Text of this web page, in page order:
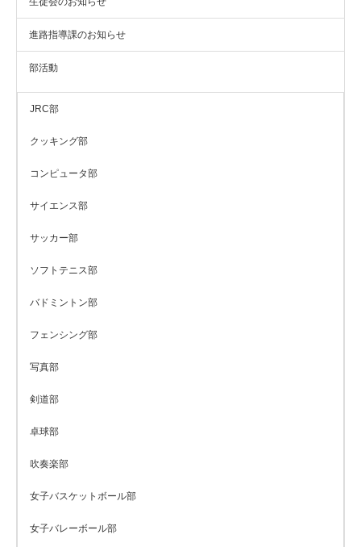
進路指導課のお知らせ
部活動
JRC部
クッキング部
コンピュータ部
サイエンス部
サッカー部
ソフトテニス部
バドミントン部
フェンシング部
写真部
剣道部
卓球部
吹奏楽部
女子バスケットボール部
女子バレーボール部